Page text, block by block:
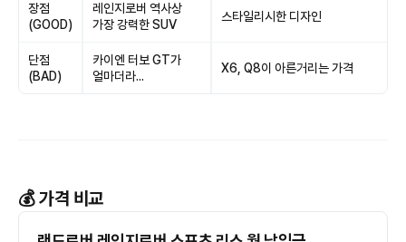
장점
(GOOD)
레인지로버 역사상
가장 강력한 SUV
스타일리시한 디자인
단점
(BAD)
카이엔 터보 GT가
얼마더라...
X6, Q8이 아른거리는 가격
💰 가격 비교